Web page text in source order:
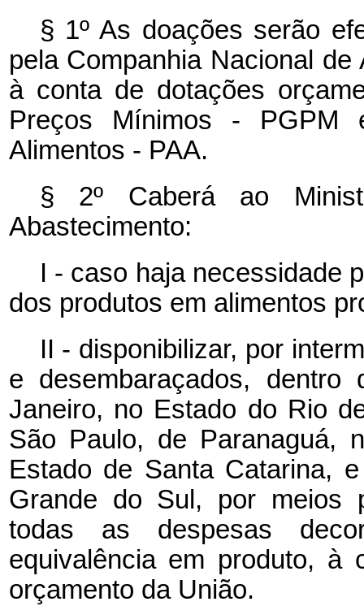
§ 1º As doações serão
pela Companhia Nacional
à conta de dotações
Preços Mínimos - PGPM
Alimentos - PAA.
§ 2º Caberá ao
Abastecimento:
I - caso haja necessidade
dos produtos em alimentos
II - disponibilizar, por
e desembaraçados,
Janeiro, no Estado do Rio
São Paulo, de Paranaguá,
Estado de Santa Catarina,
Grande do Sul, por meios
todas as despesas
equivalência em produto, à
orçamento da União.